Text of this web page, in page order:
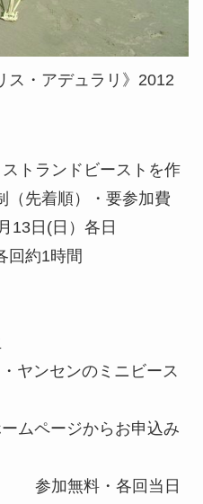
ス・アデュラリ》2012
トランドビーストを作
先着順）・要参加費
13日(日）各日
約1時間
ヤンセンのミニビース
ムページからお申込み
参加無料・各回当日